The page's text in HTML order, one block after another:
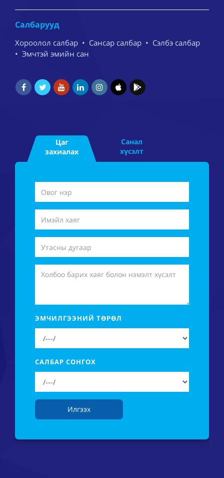
Салбарууд
Хороолол салбар • Сансар салбар • Сэлбэ салбар
• Эмчтэй эмийн сан
Цаг
захиалах
Санал
хүсэлт
ЭМЧИЛГЭЭНИЙ ТӨРӨЛ
САЛБАР СОНГОХ
Илгээх